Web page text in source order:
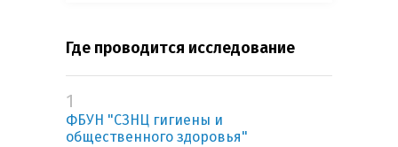
Где проводится исследование
1
ФБУН "СЗНЦ гигиены и
общественного здоровья"